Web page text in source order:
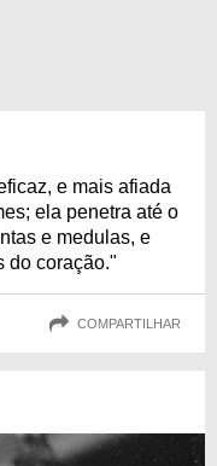
e mais afiada
ela penetra até o
e medulas, e
do coração."
COMPARTILHAR